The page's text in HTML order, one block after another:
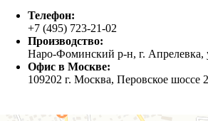
Телефон:
+7 (495) 723-21-02
Производство:
Наро-Фоминский р-н, г. Апрелевка,
Офис в Москве:
109202 г. Москва, Перовское шоссе